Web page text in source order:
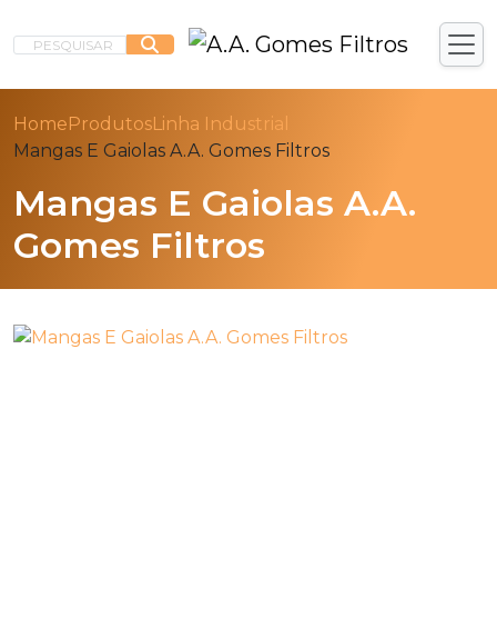
PESQUISAR
HomeProdutosLinha Industrial
Mangas E Gaiolas A.A. Gomes Filtros
Mangas E Gaiolas A.A.
Gomes Filtros